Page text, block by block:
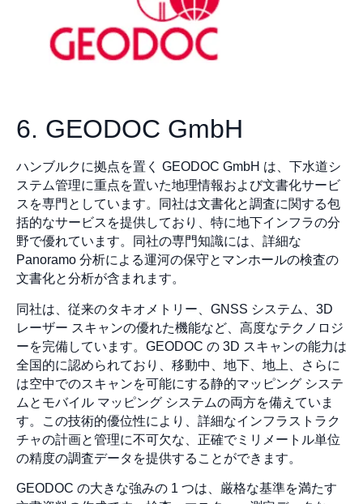
6. GEODOC GmbH
ハンブルクに拠点を置く GEODOC GmbH は、下水道シ
ステム管理に重点を置いた地理情報および文書化サービ
スを専門としています。同社は文書化と調査に関する包
括的なサービスを提供しており、特に地下インフラの分
野で優れています。同社の専門知識には、詳細な
Panoramo 分析による運河の保守とマンホールの検査の
文書化と分析が含まれます。
同社は、従来のタキオメトリー、GNSS システム、3D
レーザー スキャンの優れた機能など、高度なテクノロジ
ーを完備しています。GEODOC の 3D スキャンの能力は
全国的に認められており、移動中、地下、地上、さらに
は空中でのスキャンを可能にする静的マッピング システ
ムとモバイル マッピング システムの両方を備えていま
す。この技術的優位性により、詳細なインフラストラク
チャの計画と管理に不可欠な、正確でミリメートル単位
の精度の調査データを提供することができます。
GEODOC の大きな強みの 1 つは、厳格な基準を満たす